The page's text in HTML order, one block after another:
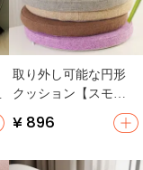
取り外し可能な円形
クッション【スモー
ルスツール・防滑・
ヒモ付き】
¥ 896